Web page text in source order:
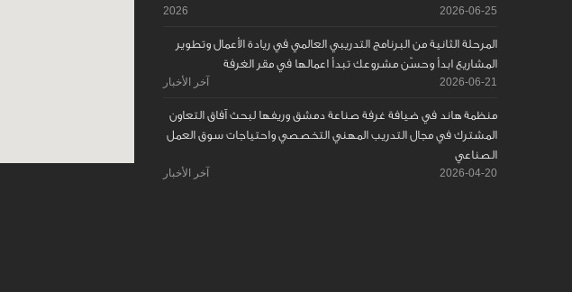
2026-06-25
2026
المرحلة الثانية من البرنامج التدريبي العالمي في ريادة الأعمال وتطوير
المشاريع ابدأ وحسّن مشروعك تبدأ اعمالها في مقر الغرفة
2026-06-21 آخر الأخبار
منظمة هاند في ضيافة غرفة صناعة دمشق وريفها لبحث آفاق التعاون
المشترك في مجال التدريب المهني التخصصي واحتياجات سوق العمل
الصناعي
2026-04-20 آخر الأخبار